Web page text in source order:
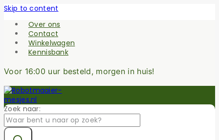
Skip to content
Over ons
Contact
Winkelwagen
Kennisbank
Voor 16:00 uur besteld, morgen in huis!
Zoek naar: